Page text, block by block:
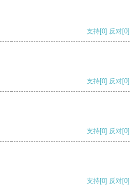
支持[0] 反对[0]
支持[0] 反对[0]
支持[0] 反对[0]
支持[0] 反对[0]